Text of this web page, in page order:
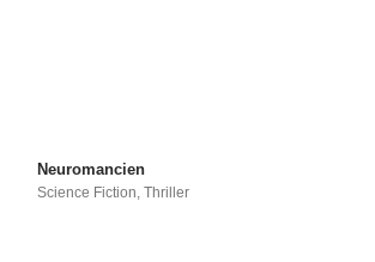
Neuromancien
Science Fiction,Thriller